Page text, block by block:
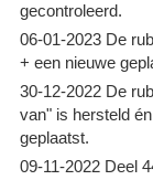
gecontroleerd.
06-01-2023 De
+ een nieuwe
30-12-2022 De
van" is hersteld
geplaatst.
09-11-2022 Deel